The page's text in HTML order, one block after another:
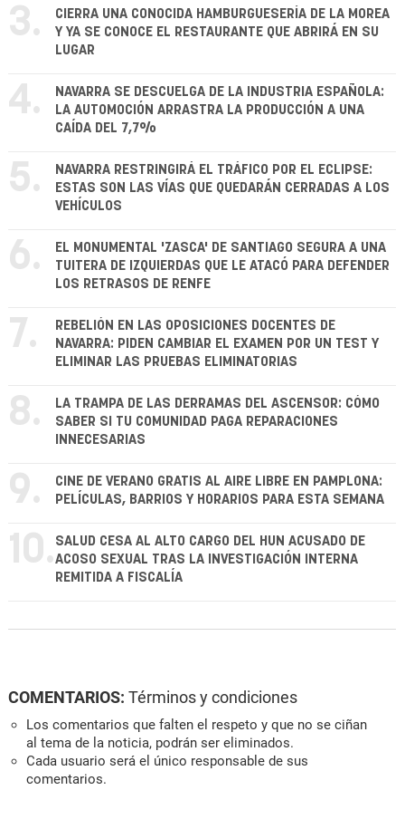
3.
CIERRA UNA CONOCIDA HAMBURGUESERÍA DE LA MOREA
Y YA SE CONOCE EL RESTAURANTE QUE ABRIRÁ EN SU
LUGAR
4.
NAVARRA SE DESCUELGA DE LA INDUSTRIA ESPAÑOLA:
LA AUTOMOCIÓN ARRASTRA LA PRODUCCIÓN A UNA
CAÍDA DEL 7,7%
5.
NAVARRA RESTRINGIRÁ EL TRÁFICO POR EL ECLIPSE:
ESTAS SON LAS VÍAS QUE QUEDARÁN CERRADAS A LOS
VEHÍCULOS
6.
EL MONUMENTAL 'ZASCA' DE SANTIAGO SEGURA A UNA
TUITERA DE IZQUIERDAS QUE LE ATACÓ PARA DEFENDER
LOS RETRASOS DE RENFE
7.
REBELIÓN EN LAS OPOSICIONES DOCENTES DE
NAVARRA: PIDEN CAMBIAR EL EXAMEN POR UN TEST Y
ELIMINAR LAS PRUEBAS ELIMINATORIAS
8.
LA TRAMPA DE LAS DERRAMAS DEL ASCENSOR: CÓMO
SABER SI TU COMUNIDAD PAGA REPARACIONES
INNECESARIAS
9.
CINE DE VERANO GRATIS AL AIRE LIBRE EN PAMPLONA:
PELÍCULAS, BARRIOS Y HORARIOS PARA ESTA SEMANA
10. SALUD CESA AL ALTO CARGO DEL HUN ACUSADO DE
ACOSO SEXUAL TRAS LA INVESTIGACIÓN INTERNA
REMITIDA A FISCALÍA
COMENTARIOS: Términos y condiciones
Los comentarios que falten el respeto y que no se ciñan
al tema de la noticia, podrán ser eliminados.
Cada usuario será el único responsable de sus
comentarios.